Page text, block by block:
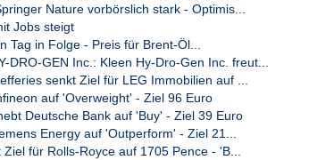
Nature vorbörslich stark - Optimis...
Jobs steigt
Tag in Folge - Preis für Brent-Öl...
DRO-GEN Inc.: Kleen Hy-Dro-Gen Inc. freut...
senkt Ziel für LEG Immobilien auf ...
auf 'Overweight' - Ziel 96 Euro
Deutsche Bank auf 'Buy' - Ziel 39 Euro
Energy auf 'Outperform' - Ziel 21...
für Rolls-Royce auf 1705 Pence - 'B...